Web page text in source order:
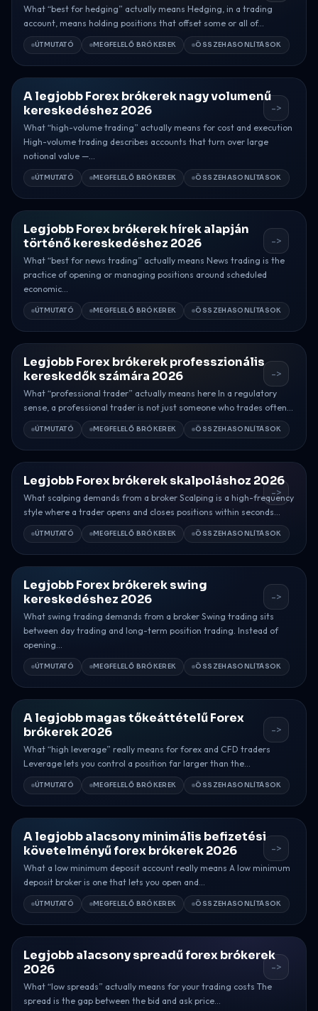
What “best for hedging” actually means Hedging, in a trading
account, means holding positions that offset some or all of...
ÚTMUTATÓ MEGFELELŐ BRÓKEREK ÖSSZEHASONLÍTÁSOK
A legjobb Forex brókerek nagy volumenű
kereskedéshez 2026
What “high-volume trading” actually means for cost and execution
High-volume trading describes accounts that turn over large
notional value —...
ÚTMUTATÓ MEGFELELŐ BRÓKEREK ÖSSZEHASONLÍTÁSOK
->
Legjobb Forex brókerek hírek alapján
történő kereskedéshez 2026
What “best for news trading” actually means News trading is the
practice of opening or managing positions around scheduled
economic...
ÚTMUTATÓ MEGFELELŐ BRÓKEREK ÖSSZEHASONLÍTÁSOK
->
Legjobb Forex brókerek professzionális
kereskedők számára 2026
What “professional trader” actually means here In a regulatory
sense, a professional trader is not just someone who trades often...
ÚTMUTATÓ MEGFELELŐ BRÓKEREK ÖSSZEHASONLÍTÁSOK
->
Legjobb Forex brókerek skalpoláshoz 2026
What scalping demands from a broker Scalping is a high-frequency
style where a trader opens and closes positions within seconds...
ÚTMUTATÓ MEGFELELŐ BRÓKEREK ÖSSZEHASONLÍTÁSOK
->
Legjobb Forex brókerek swing
kereskedéshez 2026
What swing trading demands from a broker Swing trading sits
between day trading and long-term position trading. Instead of
opening...
ÚTMUTATÓ MEGFELELŐ BRÓKEREK ÖSSZEHASONLÍTÁSOK
->
A legjobb magas tőkeáttételű Forex
brókerek 2026
What “high leverage” really means for forex and CFD traders
Leverage lets you control a position far larger than the...
ÚTMUTATÓ MEGFELELŐ BRÓKEREK ÖSSZEHASONLÍTÁSOK
->
A legjobb alacsony minimális befizetési
követelményű forex brókerek 2026
What a low minimum deposit account really means A low minimum
deposit broker is one that lets you open and...
ÚTMUTATÓ MEGFELELŐ BRÓKEREK ÖSSZEHASONLÍTÁSOK
->
Legjobb alacsony spreadű forex brókerek
2026
What “low spreads” actually means for your trading costs The
spread is the gap between the bid and ask price...
->